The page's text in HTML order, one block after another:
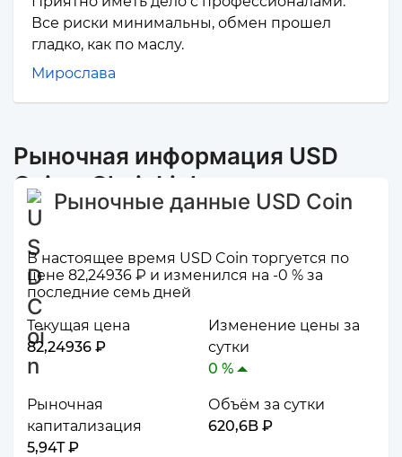
Все риски минимальны, обмен прошел
гладко, как по маслу.
Мирослава
Рыночная информация USD
Coin и ChainLink
Рыночные данные USD Coin
В настоящее время USD Coin торгуется по
цене 82,24936 ₽ и изменился на -0 % за
последние семь дней
Текущая цена
82,24936 ₽
Изменение цены за
сутки
0 %
Рыночная
капитализация
5,94T ₽
Объём за сутки
620,6B ₽